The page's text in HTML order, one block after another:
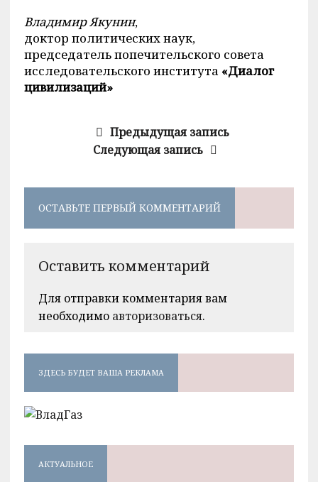
Владимир Якунин,
доктор политических наук,
председатель попечительского совета
исследовательского института «Диалог
цивилизаций»
Предыдущая запись
Следующая запись
ОСТАВЬТЕ ПЕРВЫЙ КОММЕНТАРИЙ
Оставить комментарий
Для отправки комментария вам
необходимо авторизоваться.
ЗДЕСЬ БУДЕТ ВАША РЕКЛАМА
АКТУАЛЬНОЕ